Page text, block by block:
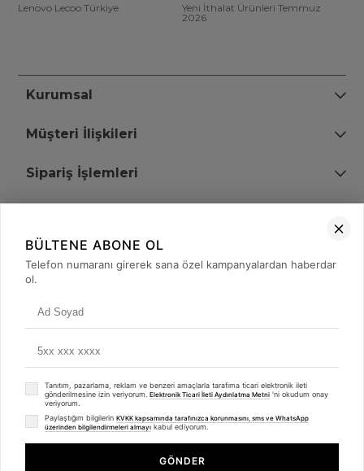
Lenovo Lecoo Türkiye
Yeni İthalat Ürünleri Temmuz
2026
Kurumsal
Müşteri İlişkileri
Sipariş İşlemleri
+90 (850) 473 08 08
© 2008 - 2026merterelektronik.com
- Tüm Hakları Saklıdır. Kredi kartı bilgileriniz 256bit SSL sertifikası ile
Whatsapp
BÜLTENE ABONE OL
Telefon numaranı girerek sana özel kampanyalardan haberdar
ol.
Tanıtım, pazarlama, reklam ve benzeri amaçlarla tarafıma ticari elektronik ileti
gönderilmesine izin veriyorum. Elektronik Ticari İleti Aydınlatma Metni 'ni okudum onay
veriyorum.
Paylaştığım bilgilerin KVKK kapsamında tarafınızca korunmasını, sms ve WhatsApp
üzerinden bilgilendirmeleri almayı kabul ediyorum.
GÖNDER